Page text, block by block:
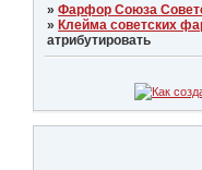
»Фарфор Союза
»Клейма советских
атрибутировать